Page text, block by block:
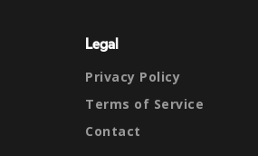
Legal
Privacy Policy
Terms of Service
Contact